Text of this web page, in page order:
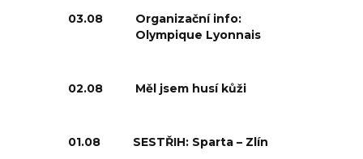
03.08
Organizační info:
Olympique Lyonnais
02.08 Měl jsem husí kůži
01.08 SESTŘIH: Sparta – Zlín